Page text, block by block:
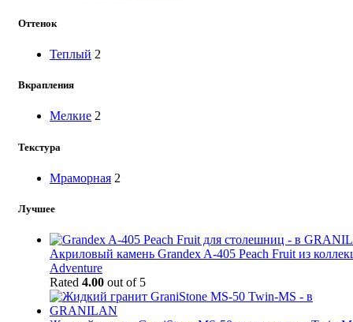
Оттенок
Теплый 2
Вкрапления
Мелкие 2
Текстура
Мраморная 2
Лучшее
Акриловый камень Grandex A-405 Peach Fruit из
Adventure
Rated 4.00 out of 5